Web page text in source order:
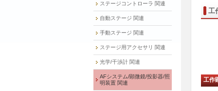
工
工作
ステージコントローラ 関連
自動ステージ 関連
手動ステージ 関連
ステージ用アクセサリ 関連
光学/干渉計 関連
AFシステム/顕微鏡/投影器/照
明装置 関連